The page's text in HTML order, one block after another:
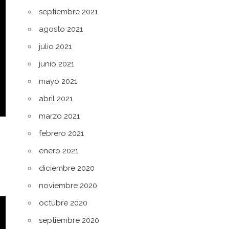
septiembre 2021
agosto 2021
julio 2021
junio 2021
mayo 2021
abril 2021
marzo 2021
febrero 2021
enero 2021
diciembre 2020
noviembre 2020
octubre 2020
septiembre 2020